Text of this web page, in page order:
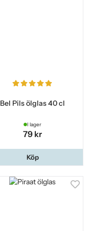
Bel Pils ölglas 40 cl
I lager
79 kr
Köp